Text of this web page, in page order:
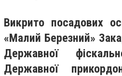
Викрито посадових
«Малий Березний»
Державної
Державної